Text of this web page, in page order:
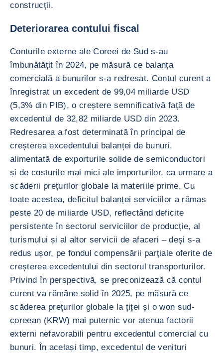
construcții.
Deteriorarea contului fiscal
Conturile externe ale Coreei de Sud s-au
îmbunătățit în 2024, pe măsură ce balanța
comercială a bunurilor s-a redresat. Contul curent a
înregistrat un excedent de 99,04 miliarde USD
(5,3% din PIB), o creștere semnificativă față de
excedentul de 32,82 miliarde USD din 2023.
Redresarea a fost determinată în principal de
creșterea excedentului balanței de bunuri,
alimentată de exporturile solide de semiconductori
și de costurile mai mici ale importurilor, ca urmare a
scăderii prețurilor globale la materiile prime. Cu
toate acestea, deficitul balanței serviciilor a rămas
peste 20 de miliarde USD, reflectând deficite
persistente în sectorul serviciilor de producție, al
turismului și al altor servicii de afaceri – deși s-a
redus ușor, pe fondul compensării parțiale oferite de
creșterea excedentului din sectorul transporturilor.
Privind în perspectivă, se preconizează că contul
curent va rămâne solid în 2025, pe măsură ce
scăderea prețurilor globale la țiței și o won sud-
coreean (KRW) mai puternic vor atenua factorii
externi nefavorabili pentru excedentul comercial cu
bunuri. În același timp, excedentul de venituri